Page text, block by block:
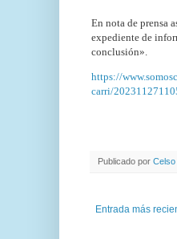
En nota de prensa
expediente de
conclusión».
https://
carri/
Publicado por Celso
Entrada más